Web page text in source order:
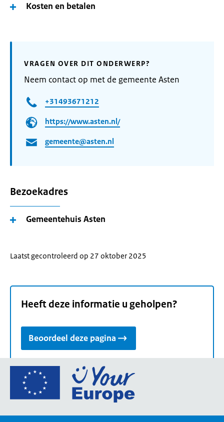
Kosten en betalen
VRAGEN OVER DIT ONDERWERP?
Neem contact op met de gemeente Asten
+31493671212
https://www.asten.nl/
gemeente@asten.nl
Bezoekadres
Gemeentehuis Asten
Laatst gecontroleerd op 27 oktober 2025
Heeft deze informatie u geholpen?
Beoordeel deze pagina
Ga
de